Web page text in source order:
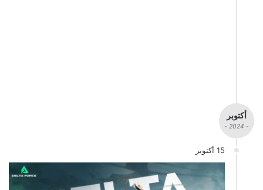
أكتوبر
- 2024 -
15 أكتوبر